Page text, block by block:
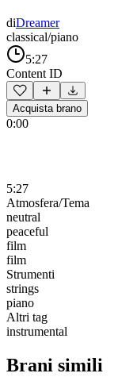
diDreamer
classical/piano
5:27
Content ID
Acquista brano
0:00
5:27
Atmosfera/Tema
neutral
peaceful
film
film
Strumenti
strings
piano
Altri tag
instrumental
Brani simili